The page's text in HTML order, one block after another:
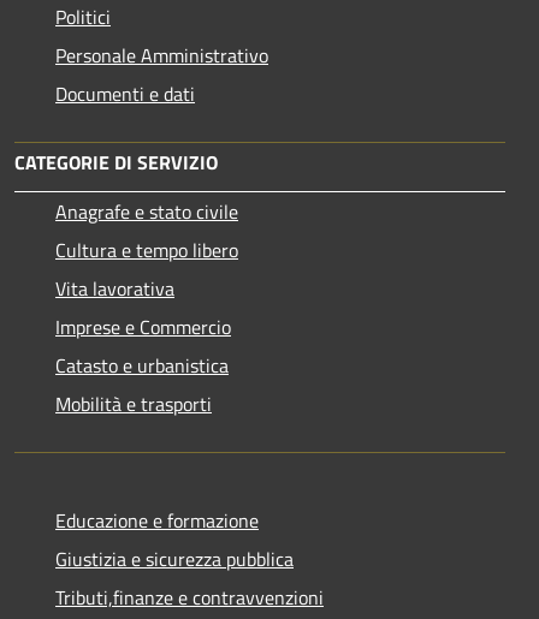
Politici
Personale Amministrativo
Documenti e dati
CATEGORIE DI SERVIZIO
Anagrafe e stato civile
Cultura e tempo libero
Vita lavorativa
Imprese e Commercio
Catasto e urbanistica
Mobilità e trasporti
Educazione e formazione
Giustizia e sicurezza pubblica
Tributi,finanze e contravvenzioni